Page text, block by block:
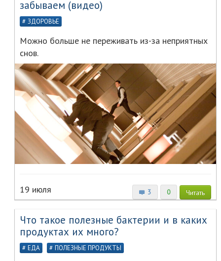
забываем (видео)
ЗДОРОВЬЕ
Можно больше не переживать из-за неприятных
снов.
3 0 Читать
19 июля
Что такое полезные бактерии и в каких
продуктах их много?
ЕДА ПОЛЕЗНЫЕ ПРОДУКТЫ